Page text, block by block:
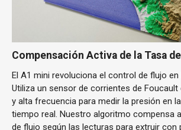
Compensación Activa de la Tasa
El A1 mini revoluciona el control de flujo en
Utiliza un sensor de corrientes de
y alta frecuencia para medir la presión en
tiempo real. Nuestro algoritmo compensa
de flujo según las lecturas para extruir con